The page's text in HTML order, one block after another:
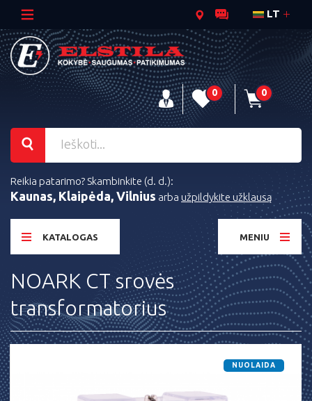
LT
0 0
Reikia patarimo? Skambinkite (d. d.):
Kaunas, Klaipėda, Vilnius arba užpildykite užklausą
KATALOGAS MENIU
NOARK CT srovės
transformatorius
NUOLAIDA